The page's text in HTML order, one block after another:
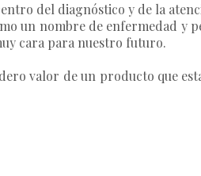
del diagnóstico y de la
un nombre de enfermedad y
cara para nuestro futuro.
valor de un producto que